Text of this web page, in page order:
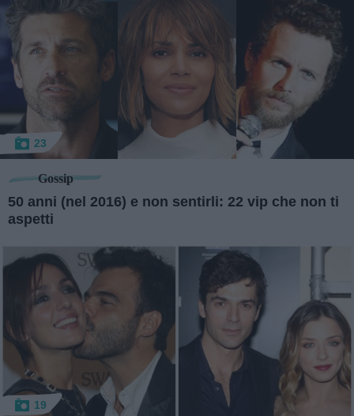
23
Gossip
50 anni (nel 2016) e non sentirli: 22 vip che non ti
aspetti
19